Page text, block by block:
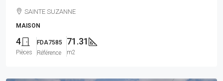
SAINTE SUZANNE
MAISON
4
Pièces
FDA7585
Référence
71.31
m2